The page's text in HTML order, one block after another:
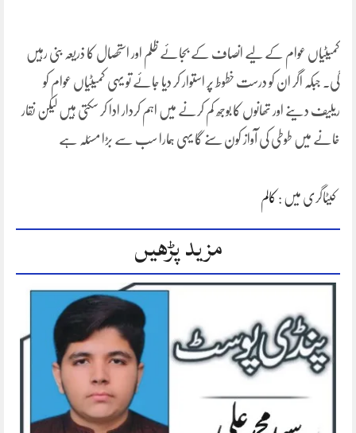
کمیٹیاں عوام کے لیے انصاف کے بجائے ظلم اور استحصال کا ذریعہ بنی رہیں
گی۔ جبکہ اگر ان کو درست خطوط پر استوار کر دیا جائے تو یہی کمیٹیاں عوام کو
ریلیف دینے اور تھانوں کا بوجھ کم کرنے میں اہم کردار ادا کر سکتی ہیں لیکن نقار
خانے میں طوطی کی آواز کون سنے گا یہی ہمارا سب سے بڑا مسئلہ ہے
کیٹاگری میں : کالم
مزید پڑھیں